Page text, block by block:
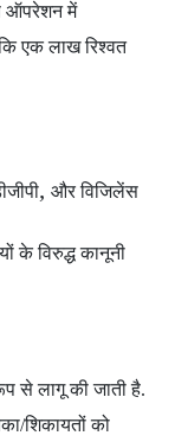
ऑपरेशन में
एक लाख रिश्वत
, और विजिलेंस
के विरुद्ध कानूनी
से लागू की जाती है.
शिकायतों को